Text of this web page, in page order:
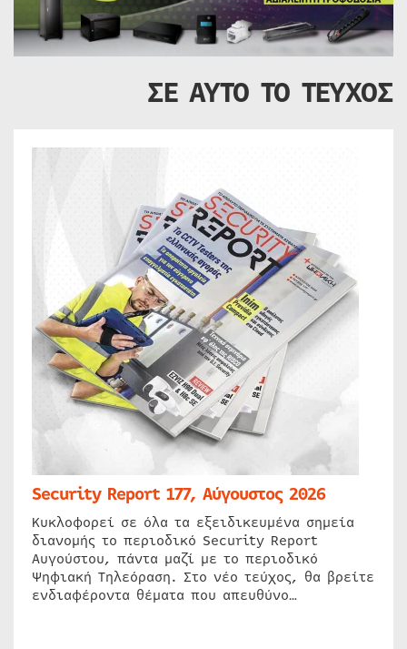
ΣΕ ΑΥΤΟ ΤΟ ΤΕΥΧΟΣ
Security Report 177, Αύγουστος 2026
Κυκλοφορεί σε όλα τα εξειδικευμένα σημεία
διανομής το περιοδικό Security Report
Αυγούστου, πάντα μαζί με το περιοδικό
Ψηφιακή Τηλεόραση. Στο νέο τεύχος, θα βρείτε
ενδιαφέροντα θέματα που απευθύνο…